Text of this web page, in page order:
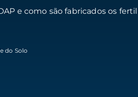
e como são fabricados os
do Solo